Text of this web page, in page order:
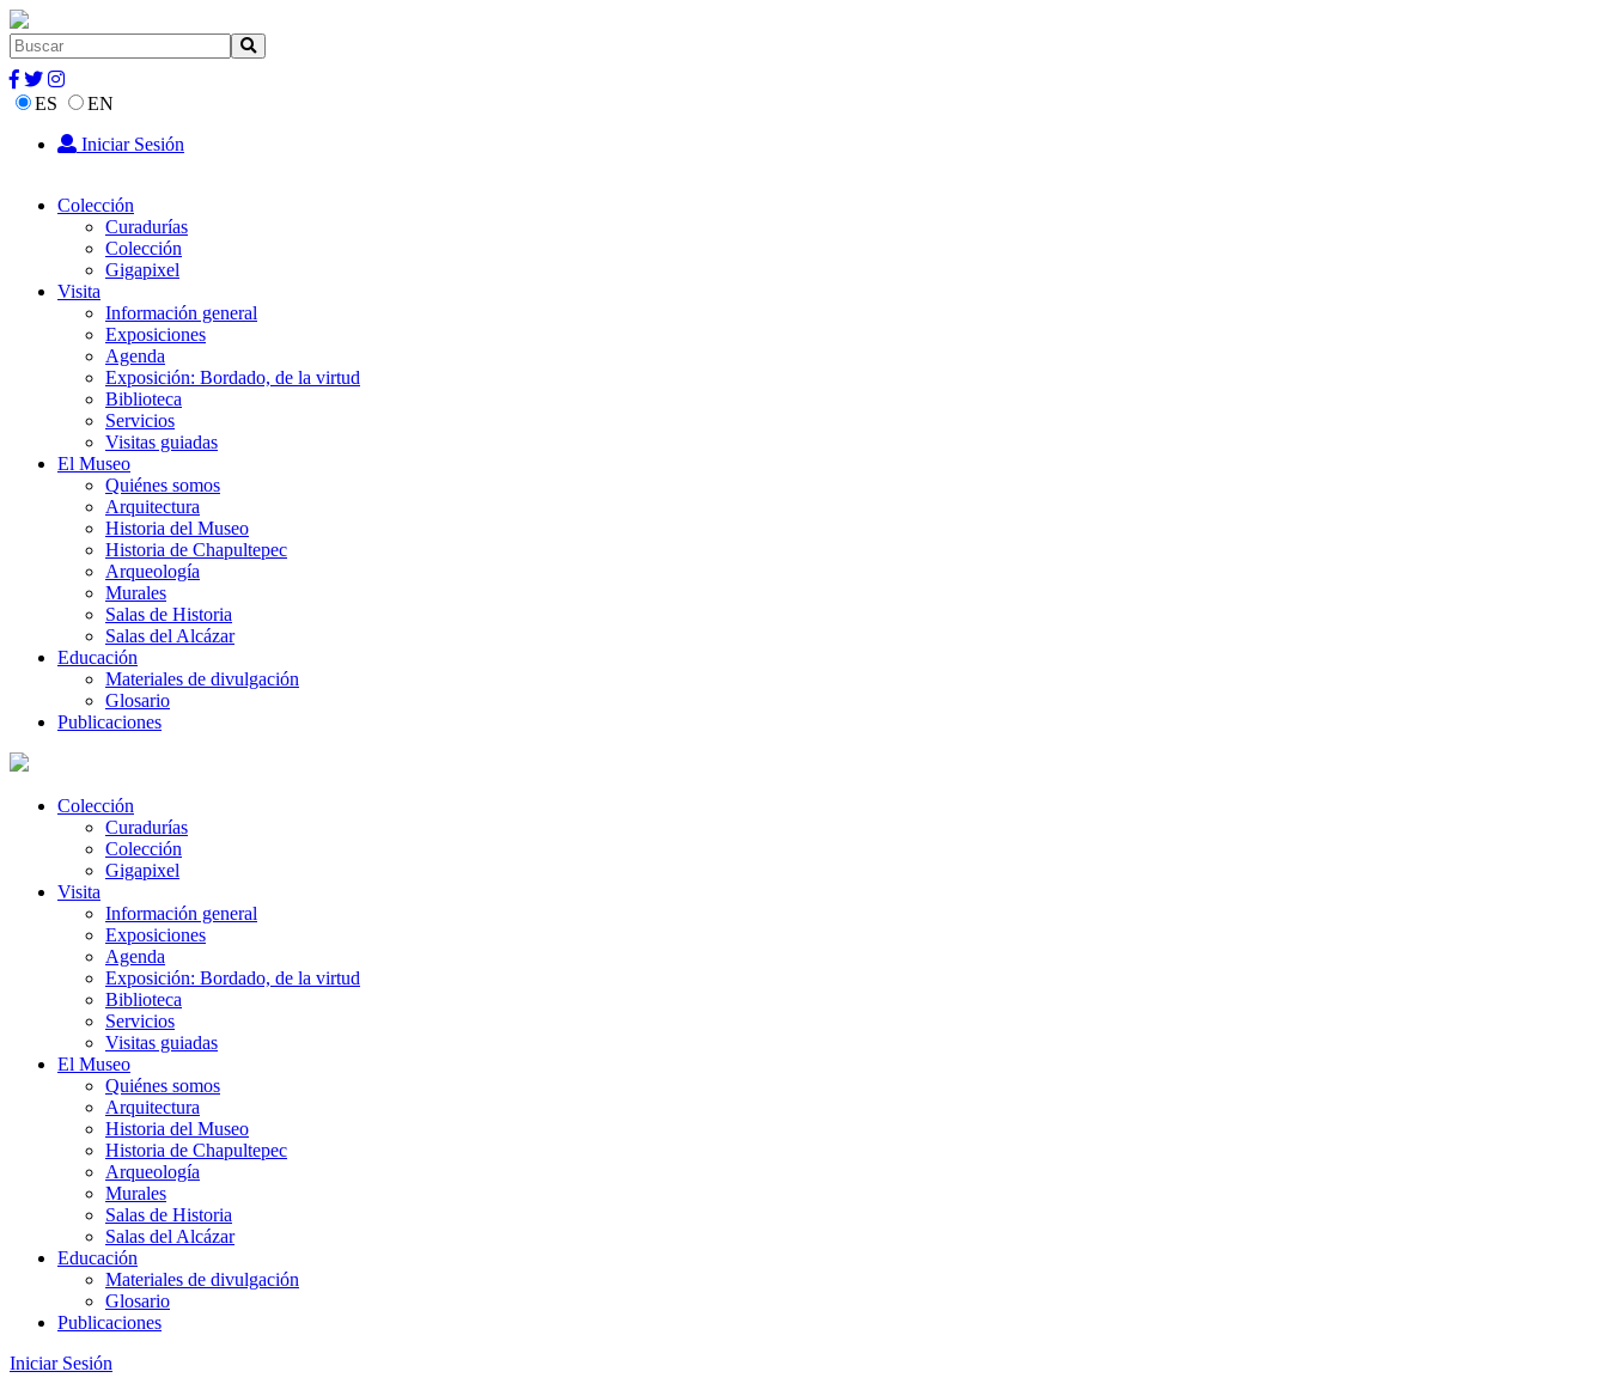
ES
EN
Iniciar Sesión
Colección
Curadurías
Colección
Gigapixel
Visita
Información general
Exposiciones
Agenda
Exposición: Bordado, de la virtud
Biblioteca
Servicios
Visitas guiadas
El Museo
Quiénes somos
Arquitectura
Historia del Museo
Historia de Chapultepec
Arqueología
Murales
Salas de Historia
Salas del Alcázar
Educación
Materiales de divulgación
Glosario
Publicaciones
Colección
Curadurías
Colección
Gigapixel
Visita
Información general
Exposiciones
Agenda
Exposición: Bordado, de la virtud
Biblioteca
Servicios
Visitas guiadas
El Museo
Quiénes somos
Arquitectura
Historia del Museo
Historia de Chapultepec
Arqueología
Murales
Salas de Historia
Salas del Alcázar
Educación
Materiales de divulgación
Glosario
Publicaciones
Iniciar Sesión